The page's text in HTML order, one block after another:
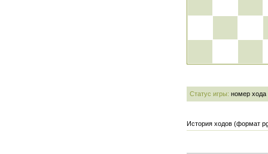
Статус игры: номер хода
История ходов (формат